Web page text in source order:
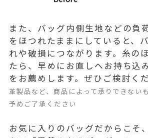
また、バッグ内側生地などの負
をほつれたままにしていると、
れや破損につながります。糸の
たら、早めにお直しへお持ち込
をお薦めします。ぜひご検討く
革製品など、商品によって承りできない
予めご了承ください
お気に入りのバッグだからこそ